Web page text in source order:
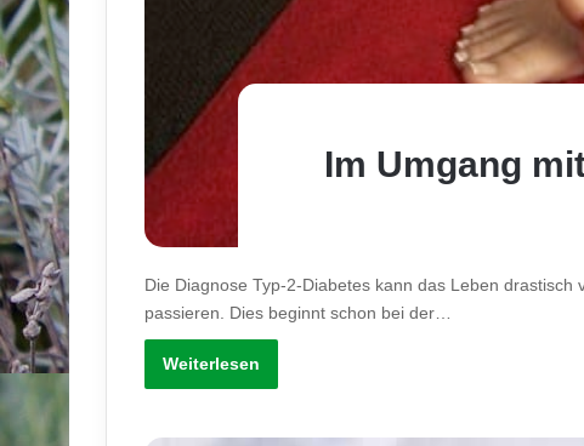
Im Umgang
Die Diagnose Typ-2-Diabetes kann das Leben
passieren. Dies beginnt schon bei der…
Weiterlesen